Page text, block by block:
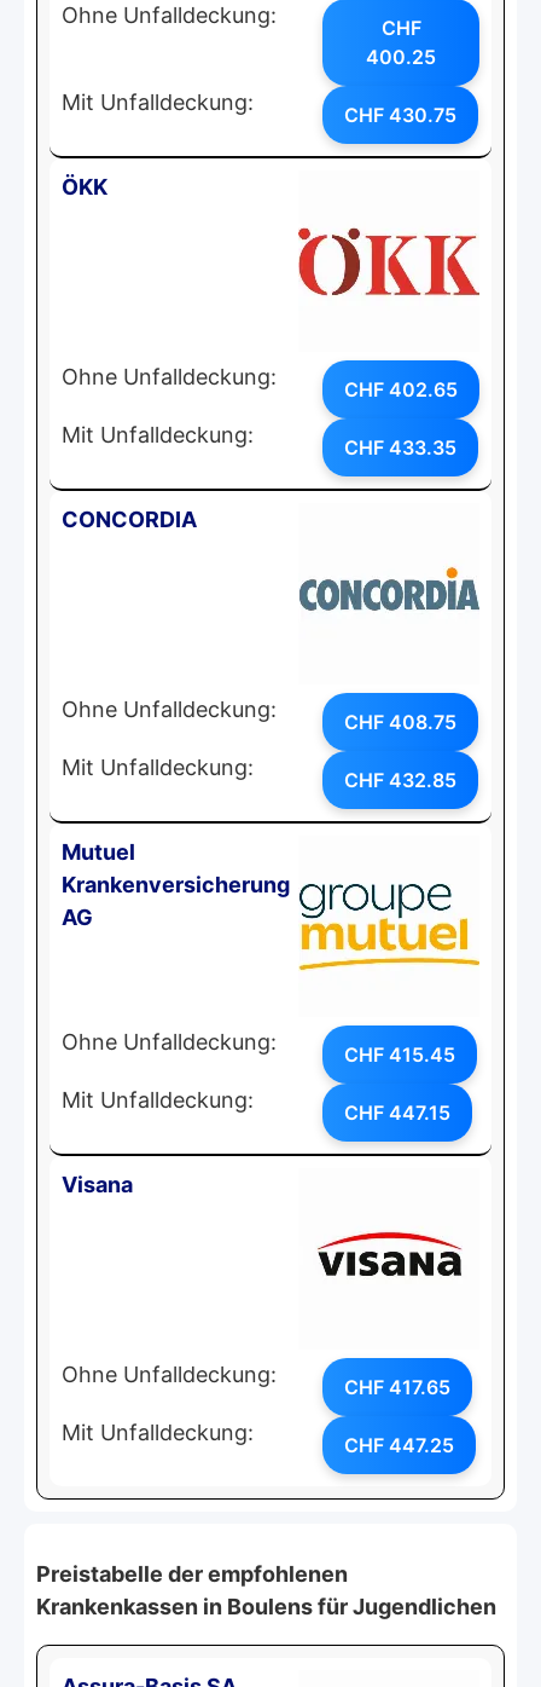
Ohne Unfalldeckung:
CHF
400.25
Mit Unfalldeckung: CHF 430.75
ÖKK
Ohne Unfalldeckung: CHF 402.65
Mit Unfalldeckung: CHF 433.35
CONCORDIA
Ohne Unfalldeckung: CHF 408.75
Mit Unfalldeckung: CHF 432.85
Mutuel
Krankenversicherung
AG
Ohne Unfalldeckung: CHF 415.45
Mit Unfalldeckung: CHF 447.15
Visana
Ohne Unfalldeckung: CHF 417.65
Mit Unfalldeckung: CHF 447.25
Preistabelle der empfohlenen
Krankenkassen in Boulens für Jugendlichen